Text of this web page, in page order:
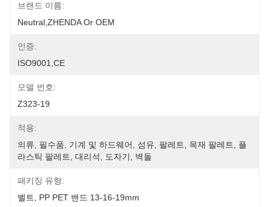
브랜드 이름:
Neutral,ZHENDA Or OEM
인증:
ISO9001,CE
모델 번호:
Z323-19
적용:
의류, 필수품, 기계 및 하드웨어, 섬유, 팔레트, 목재 팔레트, 플
라스틱 팔레트, 대리석, 도자기, 벽돌
패키징 유형:
벨트, PP PET 밴드 13-16-19mm